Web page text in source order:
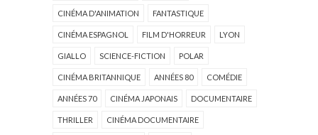
CINÉMA D'ANIMATION FANTASTIQUE
CINÉMA ESPAGNOL FILM D'HORREUR LYON
GIALLO SCIENCE-FICTION POLAR
CINÉMA BRITANNIQUE ANNÉES 80 COMÉDIE
ANNÉES 70 CINÉMA JAPONAIS DOCUMENTAIRE
THRILLER CINÉMA DOCUMENTAIRE